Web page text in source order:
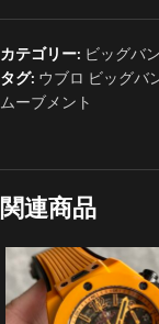
カテゴリー: ビッグバン
タグ: ウブロ ビッグバ
ムーブメント
関連商品